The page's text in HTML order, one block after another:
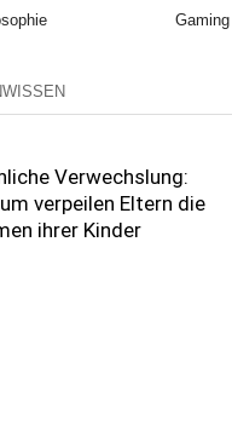
Verwechslung:
verpeilen Eltern die
ihrer Kinder